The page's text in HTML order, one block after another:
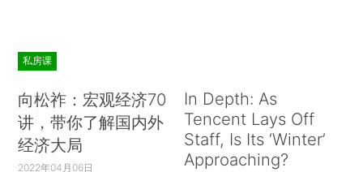
私房课
向松祚：宏观经济70
讲，带你了解国内外
经济大局
2022年04月06日
In Depth: As
Tencent Lays Off
Staff, Is Its ‘Winter’
Approaching?